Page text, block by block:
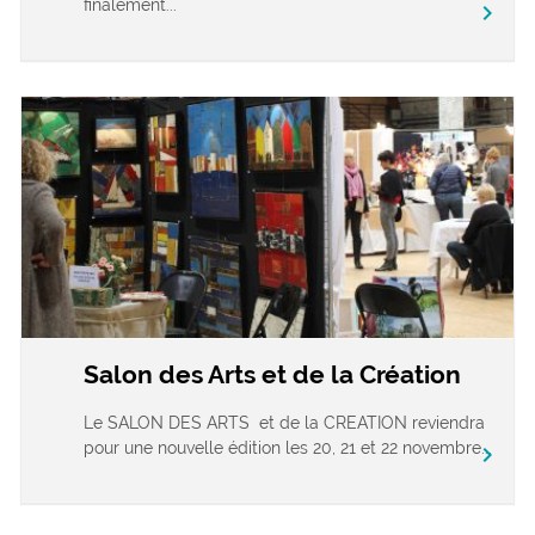
finalement... chevron_right
Salon des Arts et de la Création
Le SALON DES ARTS et de la CREATION reviendra
pour une nouvelle édition les 20, 21 et 22 novembre...
chevron_right